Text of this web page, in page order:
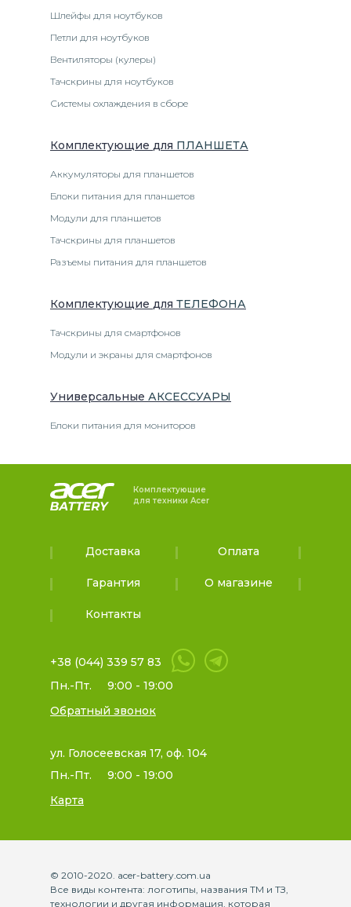
Шлейфы для ноутбуков
Петли для ноутбуков
Вентиляторы (кулеры)
Тачскрины для ноутбуков
Системы охлаждения в сборе
Комплектующие для ПЛАНШЕТА
Аккумуляторы для планшетов
Блоки питания для планшетов
Модули для планшетов
Тачскрины для планшетов
Разъемы питания для планшетов
Комплектующие для ТЕЛЕФОНА
Тачскрины для смартфонов
Модули и экраны для смартфонов
Универсальные АКСЕССУАРЫ
Блоки питания для мониторов
Комплектующие
для техники Acer
Доставка Оплата
Гарантия О магазине
Контакты
+38 (044) 339 57 83
Пн.-Пт.
9:00 - 19:00
Обратный звонок
ул. Голосеевская 17, оф. 104
Пн.-Пт.
9:00 - 19:00
Карта
© 2010-2020. acer-battery.com.ua
Все виды контента: логотипы, названия ТМ и ТЗ,
технологии и другая информация, которая